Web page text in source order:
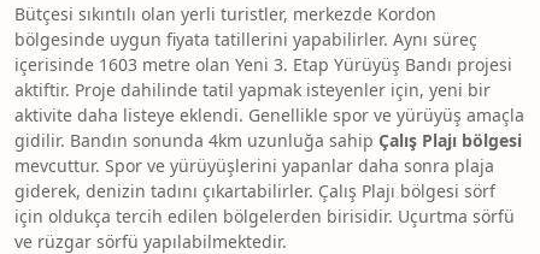
Bütçesi sıkıntılı olan yerli turistler, merkezde Kordon
bölgesinde uygun fiyata tatillerini yapabilirler. Aynı süreç
içerisinde 1603 metre olan Yeni 3. Etap Yürüyüş Bandı projesi
aktiftir. Proje dahilinde tatil yapmak isteyenler için, yeni bir
aktivite daha listeye eklendi. Genellikle spor ve yürüyüş amaçla
gidilir. Bandın sonunda 4km uzunluğa sahip Çalış Plajı bölgesi
mevcuttur. Spor ve yürüyüşlerini yapanlar daha sonra plaja
giderek, denizin tadını çıkartabilirler. Çalış Plajı bölgesi sörf
için oldukça tercih edilen bölgelerden birisidir. Uçurtma sörfü
ve rüzgar sörfü yapılabilmektedir.